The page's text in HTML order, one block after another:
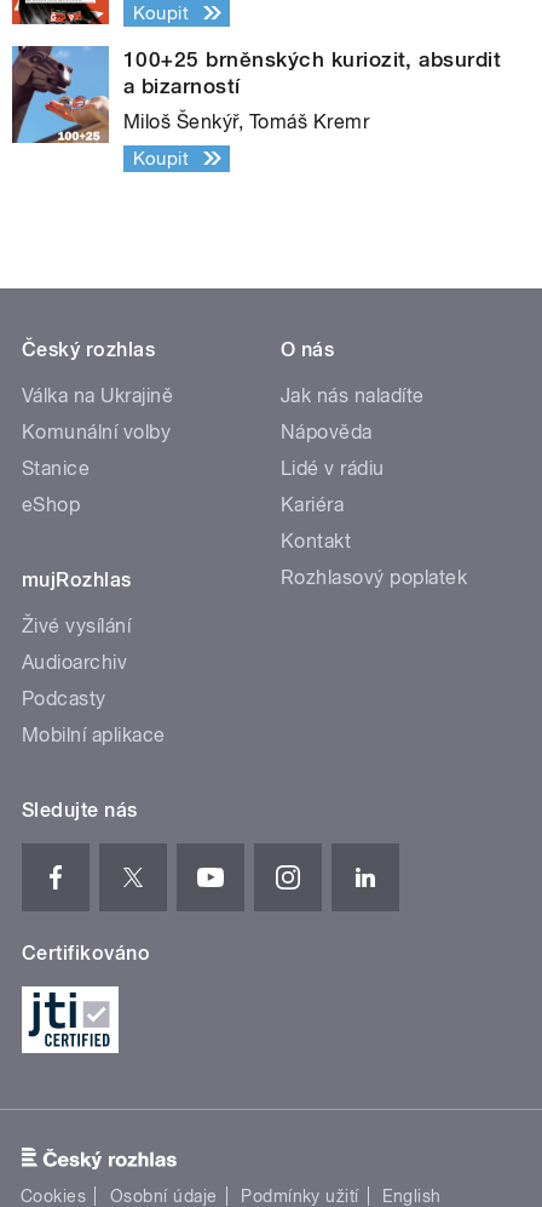
Koupit
100+25 brněnských kuriozit, absurdit
a bizarností
Miloš Šenkýř, Tomáš Kremr
Koupit
Český rozhlas
Válka na Ukrajině
Komunální volby
Stanice
eShop
mujRozhlas
Živé vysílání
Audioarchiv
Podcasty
Mobilní aplikace
O nás
Jak nás naladíte
Nápověda
Lidé v rádiu
Kariéra
Kontakt
Rozhlasový poplatek
Sledujte nás
Certifikováno
Cookies Osobní údaje Podmínky užití English